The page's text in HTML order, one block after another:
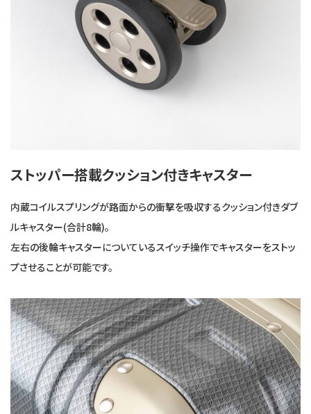
ストッパー搭載クッション付きキャスター
内蔵コイルスプリングが路面からの衝撃を吸収するクッション付きダブ
ルキャスター(合計8輪)。
左右の後輪キャスターについているスイッチ操作でキャスターをストッ
プさせることが可能です。